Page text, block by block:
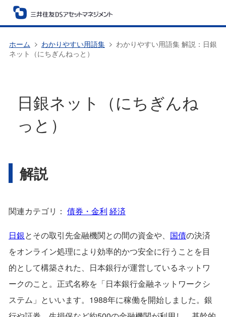
ホーム わかりやすい用語集
わかりやすい用語集 解説：日銀
ネット（にちぎんねっと）
日銀ネット（にちぎんね
っと）
解説
関連カテゴリ： 債券・金利 経済
日銀とその取引先金融機関との間の資金や、 国債の決済
をオンライン処理により効率的かつ安全に行うことを目
的として構築された、日本銀行が運営しているネットワ
ークのこと。正式名称を「日本銀行金融ネットワークシ
ステム」といいます。1988年に稼働を開始しました。銀